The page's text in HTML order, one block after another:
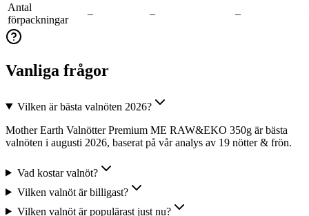
Antal
förpackningar
– – –
Vanliga frågor
Vilken är bästa valnöten 2026?
Mother Earth Valnötter Premium ME RAW&EKO 350g är bästa
valnöten i augusti 2026, baserat på vår analys av 19 nötter & frön.
Vad kostar valnöt?
Vilken valnöt är billigast?
Vilken valnöt är populärast just nu?